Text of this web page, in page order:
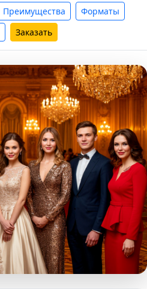
Преимущества
Форматы
Заказать